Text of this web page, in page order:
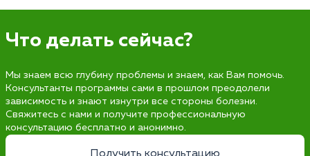
Что делать сейчас?
Мы знаем всю глубину проблемы и знаем, как Вам помочь.
Консультанты программы сами в прошлом преодолели
зависимость и знают изнутри все стороны болезни.
Свяжитесь с нами и получите профессиональную
консультацию бесплатно и анонимно.